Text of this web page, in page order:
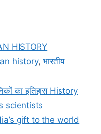
HISTORY
history,भारतीय
का इतिहास History
scientists
gift to the world